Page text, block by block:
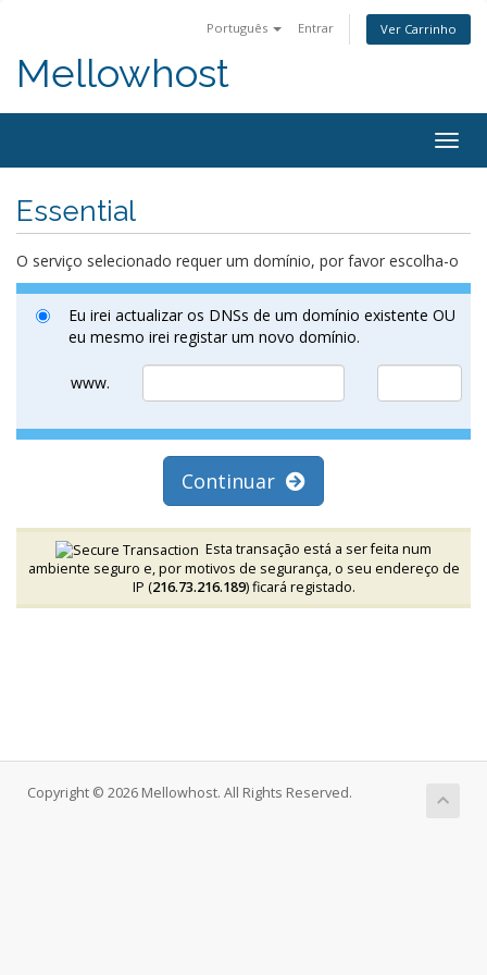
Português Entrar Ver Carrinho
Mellowhost
Essential
O serviço selecionado requer um domínio, por favor escolha-o
Eu irei actualizar os DNSs de um domínio existente OU
eu mesmo irei registar um novo domínio.
www.
Continuar
Esta transação está a ser feita num
ambiente seguro e, por motivos de segurança, o seu endereço de
IP (216.73.216.189) ficará registado.
Copyright © 2026 Mellowhost. All Rights Reserved.